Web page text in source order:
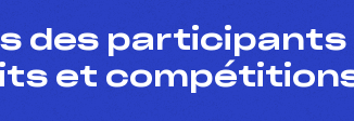
des participants
et